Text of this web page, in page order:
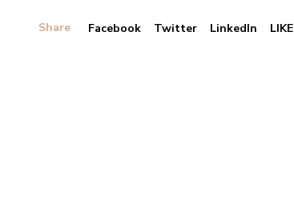
Share Facebook Twitter LinkedIn LIKE